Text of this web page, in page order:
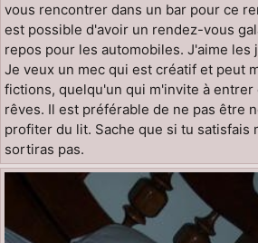
vous rencontrer dans un bar pour ce
est possible d'avoir un rendez-vous
repos pour les automobiles. J'aime les
Je veux un mec qui est créatif et peut
fictions, quelqu'un qui m'invite à entrer
rêves. Il est préférable de ne pas être
profiter du lit. Sache que si tu satisfais
sortiras pas.